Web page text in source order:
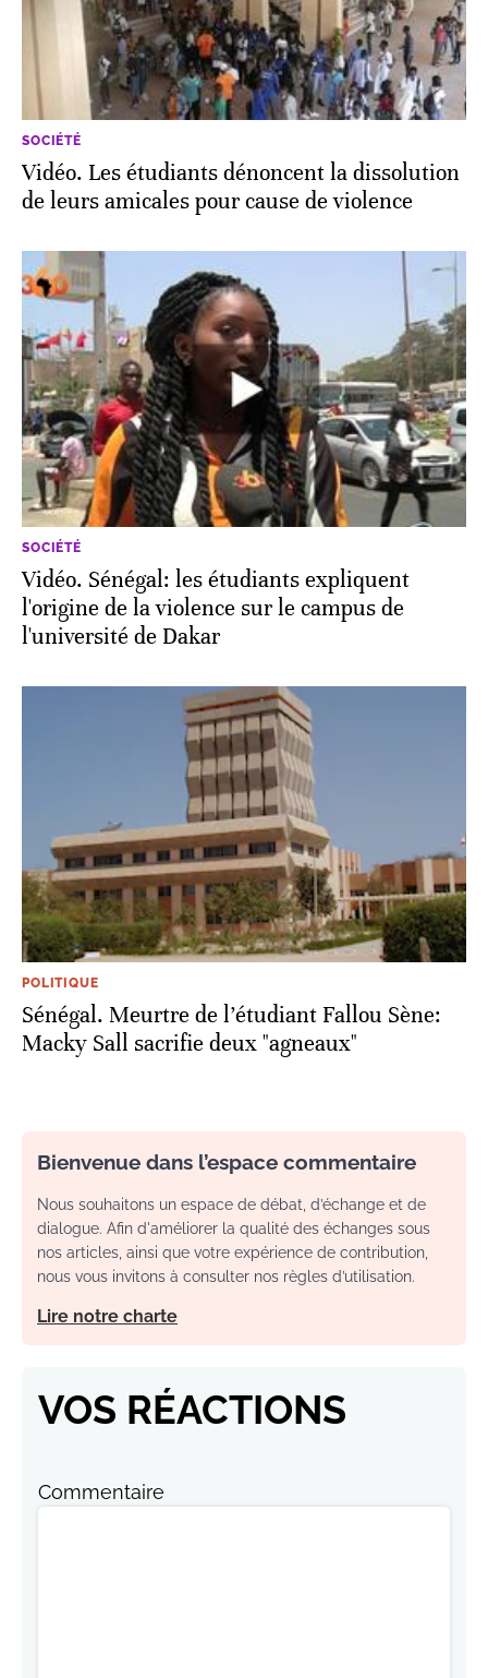
SOCIÉTÉ
Vidéo. Les étudiants dénoncent la dissolution
de leurs amicales pour cause de violence
SOCIÉTÉ
Vidéo. Sénégal: les étudiants expliquent
l'origine de la violence sur le campus de
l'université de Dakar
POLITIQUE
Sénégal. Meurtre de l’étudiant Fallou Sène:
Macky Sall sacrifie deux "agneaux"
Bienvenue dans l’espace commentaire
Nous souhaitons un espace de débat, d’échange et de
dialogue. Afin d'améliorer la qualité des échanges sous
nos articles, ainsi que votre expérience de contribution,
nous vous invitons à consulter nos règles d’utilisation.
Lire notre charte
VOS RÉACTIONS
Commentaire